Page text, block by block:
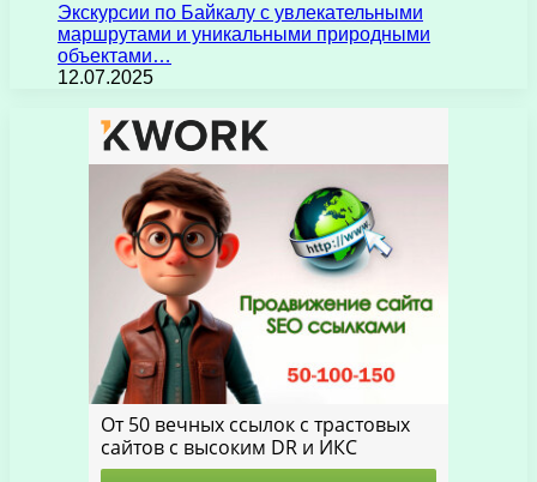
Экскурсии по Байкалу с увлекательными
маршрутами и уникальными природными
объектами…
12.07.2025